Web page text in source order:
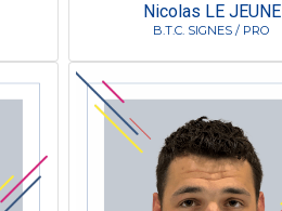
Nicolas LE JEUNE
B.T.C. SIGNES / PRO